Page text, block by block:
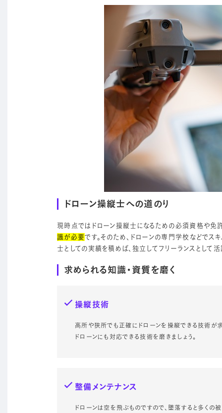
ドローン操縦士への道のり
現時点ではドローン操縦士になるための必須資格や免許
識が必要です。そのため、ドローンの専門学校などでス
士としての実績を積めば、独立してフリーランスとして
求められる知識・資質を磨く
操縦技術
高所や狭所でも正確にドローンを操縦できる技術が
ドローンにも対応できる技術を磨きましょう。
整備メンテナンス
ドローンは空を飛ぶものですので、墜落すると多くの